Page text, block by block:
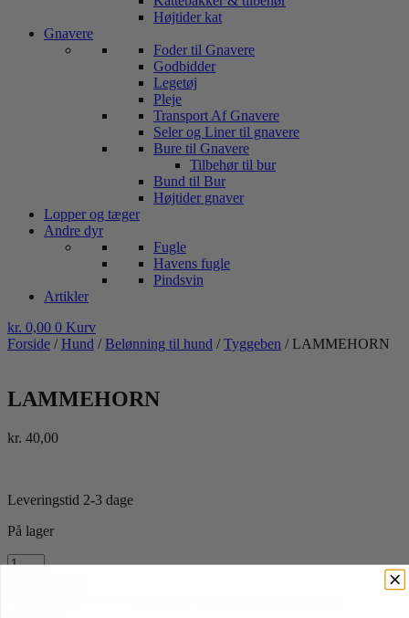
Højtider kat
Gnavere
Foder til Gnavere
Godbidder
Legetøj
Pleje
Transport Af Gnavere
Seler og Liner til gnavere
Bure til Gnavere
Tilbehør til bur
Bund til Bur
Højtider gnaver
Lopper og tæger
Andre dyr
Fugle
Havens fugle
Pindsvin
Artikler
kr. 0,00 0 Kurv
Forside /Hund /Belønning til hund /Tyggeben / LAMMEHORN
LAMMEHORN
kr. 40,00
Leveringstid 2-3 dage
På lager
LAMMEHORN